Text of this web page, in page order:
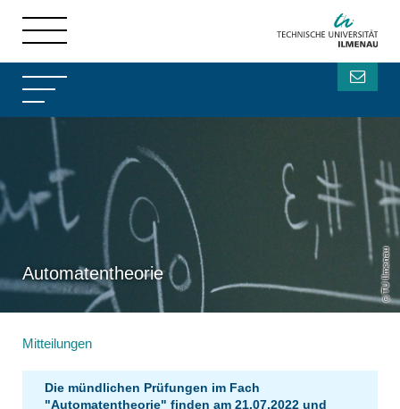
Automatentheorie TU Ilmenau
Mitteilungen
Die mündlichen Prüfungen im Fach
"Automatentheorie" finden am 21.07.2022 und